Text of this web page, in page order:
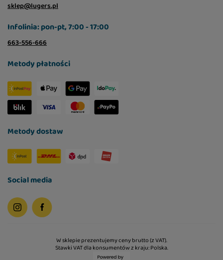
sklep@lugers.pl
Infolinia: pon-pt, 7:00 - 17:00
663-556-666
Metody płatności
Metody dostaw
Social media
W sklepie prezentujemy ceny brutto (z VAT).
Stawki VAT dla konsumentów z kraju:Polska.